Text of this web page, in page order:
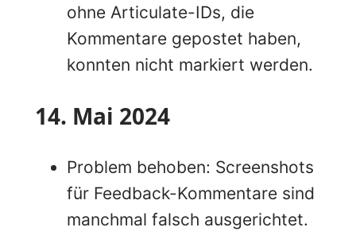
ohne Articulate-IDs, die
Kommentare gepostet haben,
konnten nicht markiert werden.
14. Mai 2024
Problem behoben: Screenshots
für Feedback-Kommentare sind
manchmal falsch ausgerichtet.